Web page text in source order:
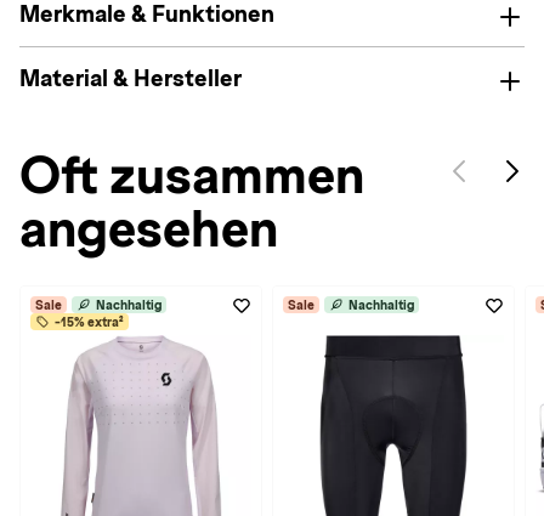
Merkmale & Funktionen
Material & Hersteller
Oft zusammen
angesehen
Sale
Nachhaltig
-15% extra²
Sale Nachhaltig